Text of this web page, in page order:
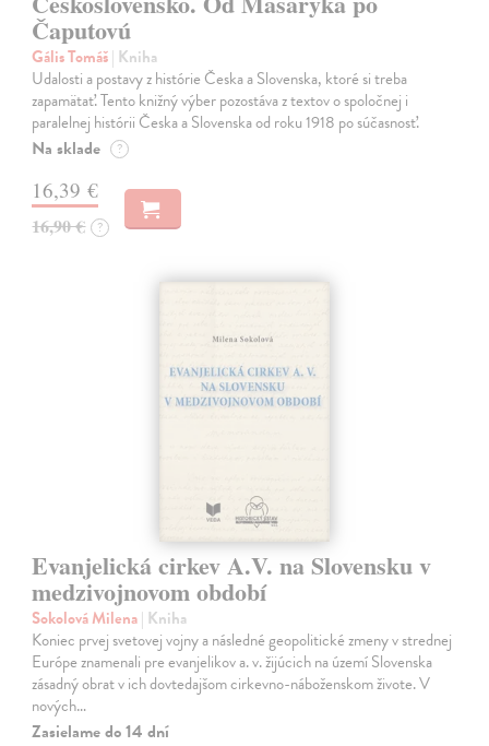
Čaputovú
Gális Tomáš| Kniha
Udalosti a postavy z histórie Česka a Slovenska, ktoré si treba
zapamätať. Tento knižný výber pozostáva z textov o spoločnej i
paralelnej histórii Česka a Slovenska od roku 1918 po súčasnosť.
Na sklade ?
16,39 €
16,90 € ?
Evanjelická cirkev A.V. na Slovensku v
medzivojnovom období
Sokolová Milena| Kniha
Koniec prvej svetovej vojny a následné geopolitické zmeny v strednej
Európe znamenali pre evanjelikov a. v. žijúcich na území Slovenska
zásadný obrat v ich dovtedajšom cirkevno-náboženskom živote. V
nových…
Zasielame do 14 dní